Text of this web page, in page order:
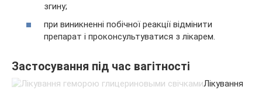
згину;
при виникненні побічної реакції відмінити
препарат і проконсультуватися з лікарем.
Застосування під час вагітності
Лікування